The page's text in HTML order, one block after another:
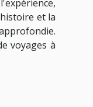
et la
voyages à